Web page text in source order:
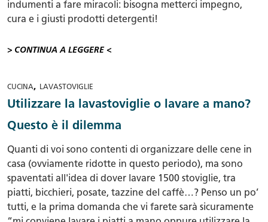
indumenti a fare miracoli: bisogna metterci impegno,
cura e i giusti prodotti detergenti!
> CONTINUA A LEGGERE <
CUCINA, LAVASTOVIGLIE
Utilizzare la lavastoviglie o lavare a mano?
Questo è il dilemma
Quanti di voi sono contenti di organizzare delle cene in
casa (ovviamente ridotte in questo periodo), ma sono
spaventati all'idea di dover lavare 1500 stoviglie, tra
piatti, bicchieri, posate, tazzine del caffè…? Penso un po’
tutti, e la prima domanda che vi farete sarà sicuramente